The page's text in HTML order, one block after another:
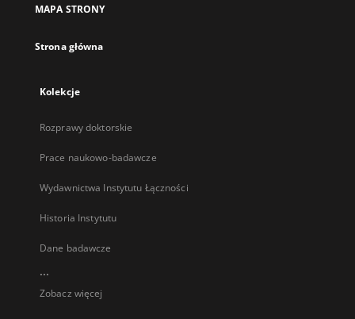
MAPA STRONY
Strona główna
Kolekcje
Rozprawy doktorskie
Prace naukowo-badawcze
Wydawnictwa Instytutu Łączności
Historia Instytutu
Dane badawcze
...
Zobacz więcej